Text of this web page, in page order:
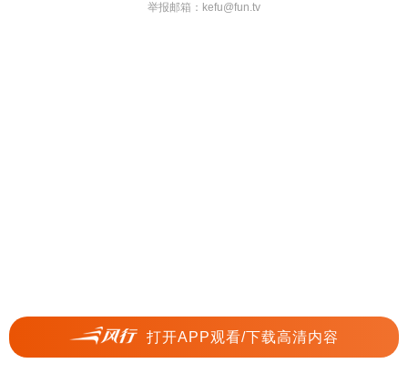
打开APP观看/下载高清内容
举报邮箱： kefu@fun.tv